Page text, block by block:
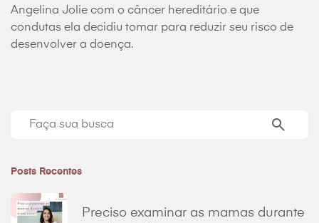
Angelina Jolie com o câncer hereditário e que
condutas ela decidiu tomar para reduzir seu risco de
desenvolver a doença.
momento
busca:
Posts Recentes
Preciso examinar as mamas durante